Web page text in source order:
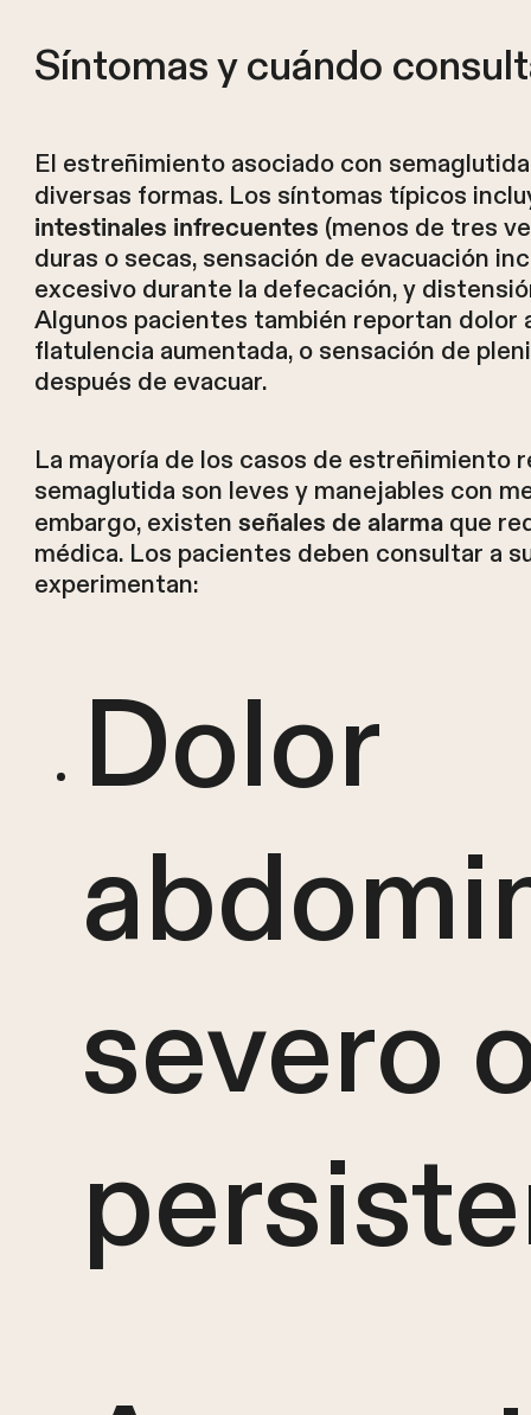
Síntomas y cuándo
El estreñimiento asociado con
diversas formas. Los síntomas típicos
intestinales infrecuentes (menos de tres
duras o secas, sensación de evacuación
excesivo durante la defecación, y
Algunos pacientes también reportan dolor
flatulencia aumentada, o sensación de
después de evacuar.
La mayoría de los casos de estreñimiento
semaglutida son leves y manejables con
embargo, existen señales de alarmaque
médica. Los pacientes deben consultar a
experimentan:
Dolor
severo